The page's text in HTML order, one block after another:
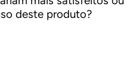
deste produto?